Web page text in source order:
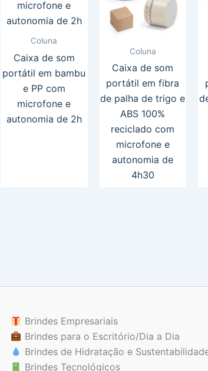
Coluna
Caixa de som
portátil em bambu
e PP com
microfone e
autonomia de 2h
Coluna
Caixa de som
portátil em fibra
de palha de trigo e
ABS 100%
reciclado com
microfone e
autonomia de
4h30
Brindes Empresariais
Brindes para o Escritório/Dia a Dia
Brindes de Hidratação e
Brindes Tecnológicos